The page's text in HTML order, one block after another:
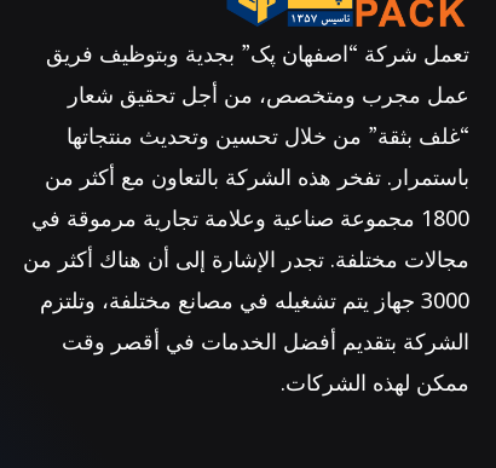
تعمل شركة “اصفهان پک” بجدية وبتوظيف فريق
عمل مجرب ومتخصص، من أجل تحقيق شعار
“غلف بثقة” من خلال تحسين وتحديث منتجاتها
باستمرار. تفخر هذه الشركة بالتعاون مع أكثر من
1800 مجموعة صناعية وعلامة تجارية مرموقة في
مجالات مختلفة. تجدر الإشارة إلى أن هناك أكثر من
3000 جهاز يتم تشغيله في مصانع مختلفة، وتلتزم
الشركة بتقديم أفضل الخدمات في أقصر وقت
ممكن لهذه الشركات.